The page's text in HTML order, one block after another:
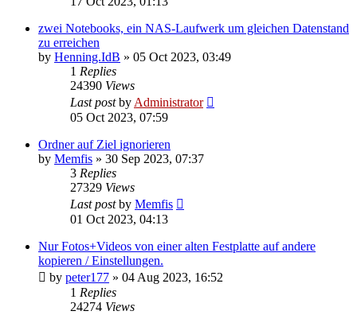
zwei Notebooks, ein NAS-Laufwerk um gleichen Datenstand
zu erreichen
by Henning.IdB » 05 Oct 2023, 03:49
1 Replies
24390 Views
Last postby Administrator
05 Oct 2023, 07:59
Ordner auf Ziel ignorieren
by Memfis » 30 Sep 2023, 07:37
3 Replies
27329 Views
Last postby Memfis
01 Oct 2023, 04:13
Nur Fotos+Videos von einer alten Festplatte auf andere
kopieren / Einstellungen.
by peter177 » 04 Aug 2023, 16:52
1 Replies
24274 Views